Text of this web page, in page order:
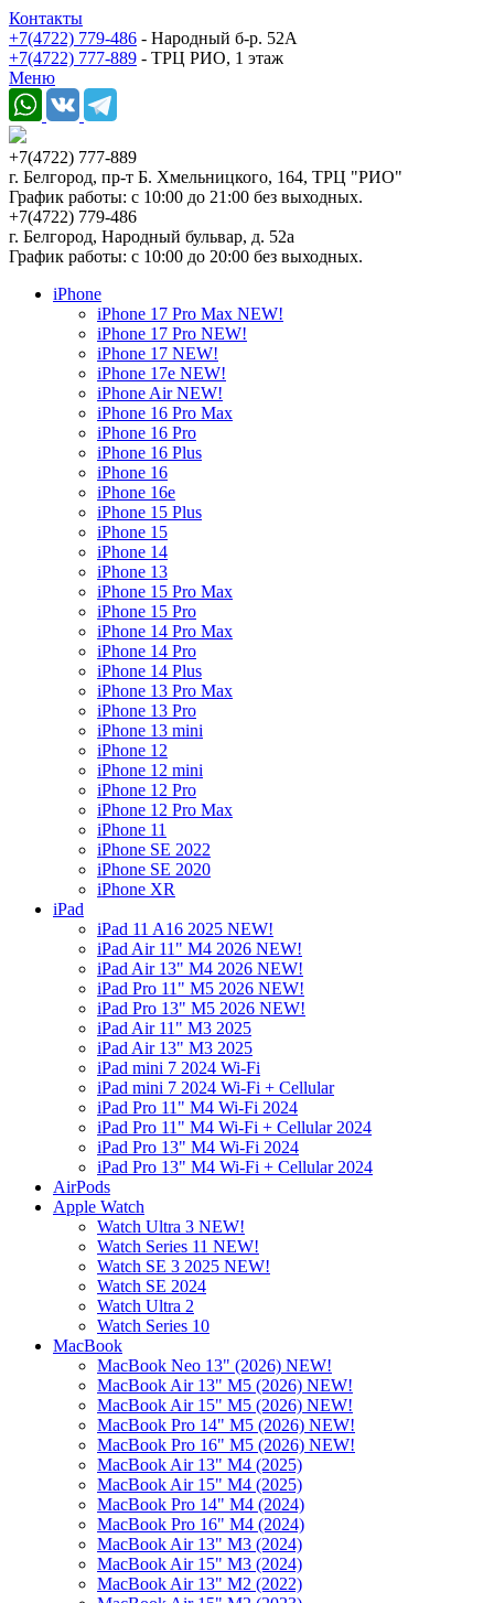
Контакты
+7(4722) 779-486 - Народный б-р. 52А
+7(4722) 777-889 - ТРЦ РИО, 1 этаж
Меню
+7(4722) 777-889
г. Белгород, пр-т Б. Хмельницкого, 164, ТРЦ "РИО"
График работы: с 10:00 до 21:00 без выходных.
+7(4722) 779-486
г. Белгород, Народный бульвар, д. 52а
График работы: с 10:00 до 20:00 без выходных.
iPhone
iPhone 17 Pro Max NEW!
iPhone 17 Pro NEW!
iPhone 17 NEW!
iPhone 17e NEW!
iPhone Air NEW!
iPhone 16 Pro Max
iPhone 16 Pro
iPhone 16 Plus
iPhone 16
iPhone 16e
iPhone 15 Plus
iPhone 15
iPhone 14
iPhone 13
iPhone 15 Pro Max
iPhone 15 Pro
iPhone 14 Pro Max
iPhone 14 Pro
iPhone 14 Plus
iPhone 13 Pro Max
iPhone 13 Pro
iPhone 13 mini
iPhone 12
iPhone 12 mini
iPhone 12 Pro
iPhone 12 Pro Max
iPhone 11
iPhone SE 2022
iPhone SE 2020
iPhone XR
iPad
iPad 11 A16 2025 NEW!
iPad Air 11" M4 2026 NEW!
iPad Air 13" M4 2026 NEW!
iPad Pro 11" M5 2026 NEW!
iPad Pro 13" M5 2026 NEW!
iPad Air 11" M3 2025
iPad Air 13" M3 2025
iPad mini 7 2024 Wi-Fi
iPad mini 7 2024 Wi-Fi + Cellular
iPad Pro 11" M4 Wi-Fi 2024
iPad Pro 11" M4 Wi-Fi + Cellular 2024
iPad Pro 13" M4 Wi-Fi 2024
iPad Pro 13" M4 Wi-Fi + Cellular 2024
AirPods
Apple Watch
Watch Ultra 3 NEW!
Watch Series 11 NEW!
Watch SE 3 2025 NEW!
Watch SE 2024
Watch Ultra 2
Watch Series 10
MacBook
MacBook Neo 13" (2026) NEW!
MacBook Air 13" M5 (2026) NEW!
MacBook Air 15" M5 (2026) NEW!
MacBook Pro 14" M5 (2026) NEW!
MacBook Pro 16" M5 (2026) NEW!
MacBook Air 13" M4 (2025)
MacBook Air 15" M4 (2025)
MacBook Pro 14" M4 (2024)
MacBook Pro 16" M4 (2024)
MacBook Air 13" M3 (2024)
MacBook Air 15" M3 (2024)
MacBook Air 13" M2 (2022)